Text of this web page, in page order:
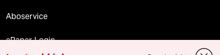
Aboservice
ePaper Login